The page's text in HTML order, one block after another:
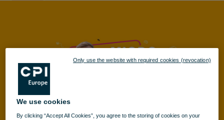
We use cookies
By clicking “Accept All Cookies”, you agree to the storing of cookies on your
Only use the website with required cookies (revocation)